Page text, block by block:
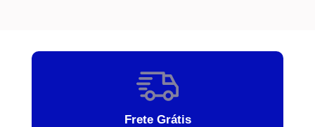
Frete Grátis